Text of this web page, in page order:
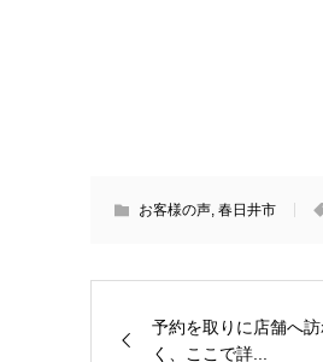
お客様の声, 春日井市
予約を取りに店舗へ
く、ここで詳...